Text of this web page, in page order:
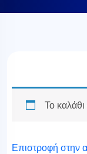
Το καλάθι
Επιστροφή στην